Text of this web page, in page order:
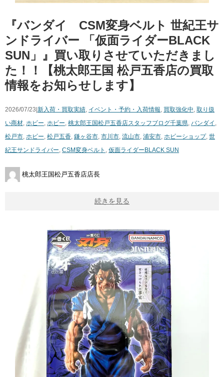
『バンダイ ​CSM変身ベルト ​世紀王サ
ンドライバー ​「仮面ライダーBLACK ​
SUN」』買い取りさせていただきまし
た！！【桃太郎王国 松戸五香店の買取
情報をお知らせします】
2026/07/23| 新入荷・買取実績, イベント・予約・入荷情報, 買取強化中, 取り扱
い商材, ホビー, ホビー, 桃太郎王国松戸五香店スタッフブログ千葉県, バンダイ ,
松戸市, ホビー, 松戸五香, 鎌ヶ谷市, 市川市, 流山市, 浦安市, ホビーショップ, 世
紀王サンドライバー, CSM変身ベルト , 仮面ライダーBLACK ​SUN
桃太郎王国松戸五香店店長
続きを見る